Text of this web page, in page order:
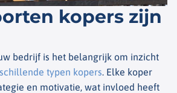
kopers zijn
bedrijf is het belangrijk om inzicht
typen kopers. Elke koper
en motivatie, wat invloed heeft